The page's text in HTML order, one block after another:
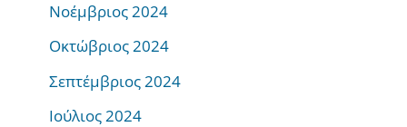
Νοέμβριος 2024
Οκτώβριος 2024
Σεπτέμβριος 2024
Ιούλιος 2024